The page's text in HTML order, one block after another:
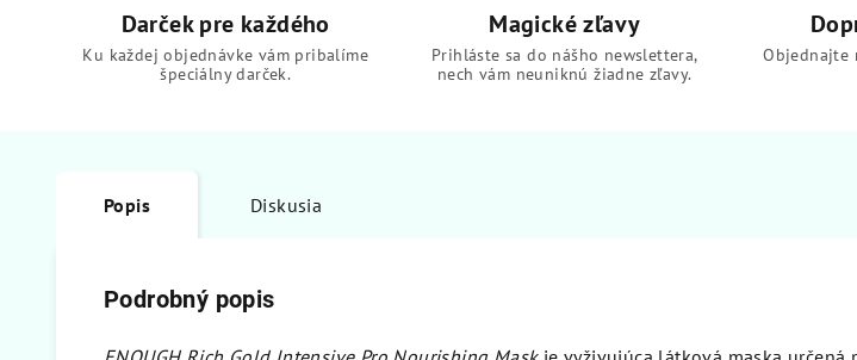
Darček pre každého
Ku každej objednávke vám pribalíme
špeciálny darček.
Magické zľavy
Prihláste sa do nášho newslettera,
nech vám neuniknú žiadne zľavy.
Objednajte
Popis Diskusia
Podrobný popis